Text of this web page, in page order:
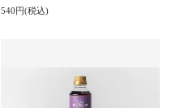
540円(税込)